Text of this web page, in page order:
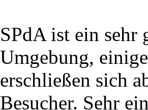
SPdA ist ein
Umgebung,
erschließen sich
Besucher. Sehr